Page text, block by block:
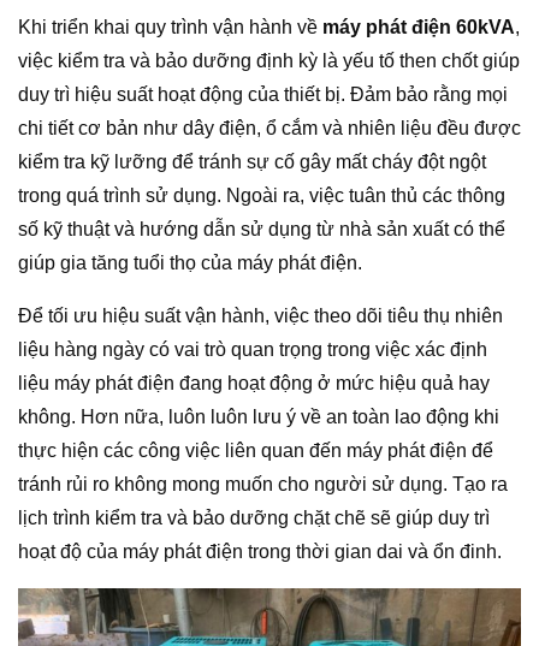
Khi triển khai quy trình vận hành về máy phát điện 60kVA,
việc kiểm tra và bảo dưỡng định kỳ là yếu tố then chốt giúp
duy trì hiệu suất hoạt động của thiết bị. Đảm bảo rằng mọi
chi tiết cơ bản như dây điện, ổ cắm và nhiên liệu đều được
kiểm tra kỹ lưỡng để tránh sự cố gây mất cháy đột ngột
trong quá trình sử dụng. Ngoài ra, việc tuân thủ các thông
số kỹ thuật và hướng dẫn sử dụng từ nhà sản xuất có thể
giúp gia tăng tuổi thọ của máy phát điện.
Để tối ưu hiệu suất vận hành, việc theo dõi tiêu thụ nhiên
liệu hàng ngày có vai trò quan trọng trong việc xác định
liệu máy phát điện đang hoạt động ở mức hiệu quả hay
không. Hơn nữa, luôn luôn lưu ý về an toàn lao động khi
thực hiện các công việc liên quan đến máy phát điện để
tránh rủi ro không mong muốn cho người sử dụng. Tạo ra
lịch trình kiểm tra và bảo dưỡng chặt chẽ sẽ giúp duy trì
hoạt độ của máy phát điện trong thời gian dai và ổn đinh.